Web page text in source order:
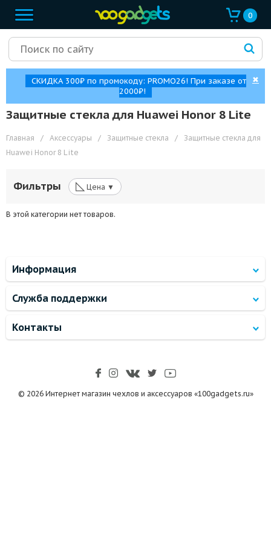
0
СКИДКА 300₽ по промокоду: PROMO26! При заказе от
2000₽!
✖
Защитные стекла для Huawei Honor 8 Lite
Главная / Аксессуары / Защитные стекла /
Защитные стекла для
Huawei Honor 8 Lite
Фильтры ◺ Цена ▼
В этой категории нет товаров.
Информация
Служба поддержки
Контакты
© 2026 Интернет магазин чехлов и аксессуаров «100gadgets.ru»